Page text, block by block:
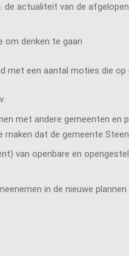
de actualiteit van de
om denken te gaan
een aantal moties die
met andere gemeenten
dat de gemeente
van openbare en
in de nieuwe